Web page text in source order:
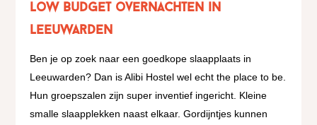
Low Budget overnachten in
Leeuwarden
Ben je op zoek naar een goedkope slaapplaats in
Leeuwarden? Dan is Alibi Hostel wel echt the place to be.
Hun groepszalen zijn super inventief ingericht. Kleine
smalle slaapplekken naast elkaar. Gordijntjes kunnen